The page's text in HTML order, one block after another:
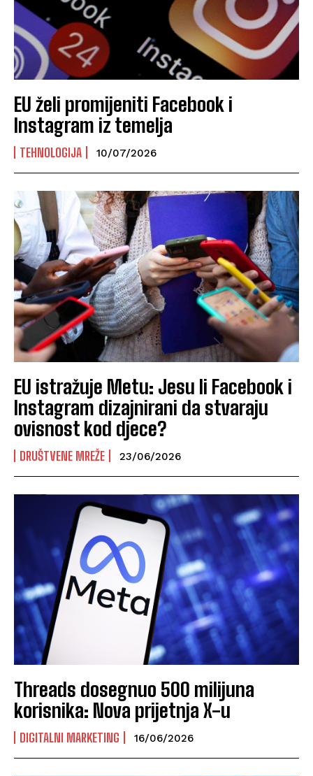
EU želi promijeniti Facebook i
Instagram iz temelja
TEHNOLOGIJA 10/07/2026
EU istražuje Metu: Jesu li Facebook i
Instagram dizajnirani da stvaraju
ovisnost kod djece?
DRUŠTVENE MREŽE 23/06/2026
Threads dosegnuo 500 milijuna
korisnika: Nova prijetnja X-u
DIGITALNI MARKETING 16/06/2026